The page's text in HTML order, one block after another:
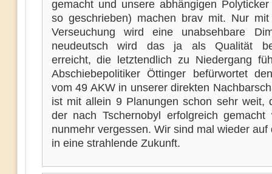
gemacht und unsere abhängigen
so geschrieben) machen brav mit. Nur mit
Verseuchung wird eine unabsehbare
neudeutsch wird das ja als Qualität
erreicht, die letztendlich zu Niedergang
Abschiebepolitiker Öttinger befürwortet
vom 49 AKW in unserer direkten
ist mit allein 9 Planungen schon sehr weit,
der nach Tschernobyl erfolgreich gemacht
nunmehr vergessen. Wir sind mal wieder auf
in eine strahlende Zukunft.